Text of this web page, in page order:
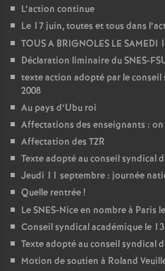
L’action continue
Le 17 juin, toutes et tous dans
TOUS A BRIGNOLES LE SAMEDI
Déclaration liminaire du SNES-
texte action adopté par le conseil
2008
Au pays d’Ubu roi
Affectations des enseignants :
Affectation des TZR
Texte adopté au conseil syndical
Jeudi 11 septembre : journée
Quelle rentrée!
Le SNES-Nice en nombre à Paris
Conseil syndical académique le
Texte adopté au conseil syndical
Motion de soutien à Roland